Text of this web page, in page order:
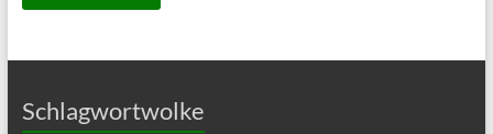
Schlagwortwolke